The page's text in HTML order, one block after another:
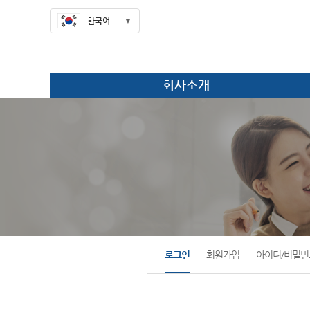
한국어
회사소개
로그인 회원가입 아이디/비밀